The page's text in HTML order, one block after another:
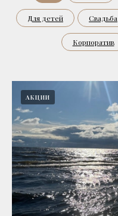
Для детей Свадьба
Корпоратив
АКЦИИ